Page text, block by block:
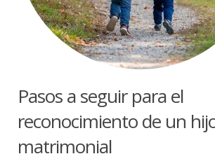
Pasos a seguir para el
reconocimiento de un
matrimonial